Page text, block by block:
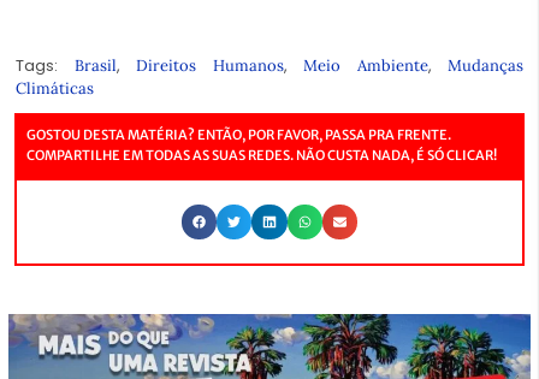
Tags: Brasil, Direitos Humanos, Meio Ambiente, Mudanças
Climáticas
GOSTOU DESTA MATÉRIA? ENTÃO, POR FAVOR, PASSA PRA FRENTE.
COMPARTILHE EM TODAS AS SUAS REDES. NÃO CUSTA NADA, É SÓ CLICAR!